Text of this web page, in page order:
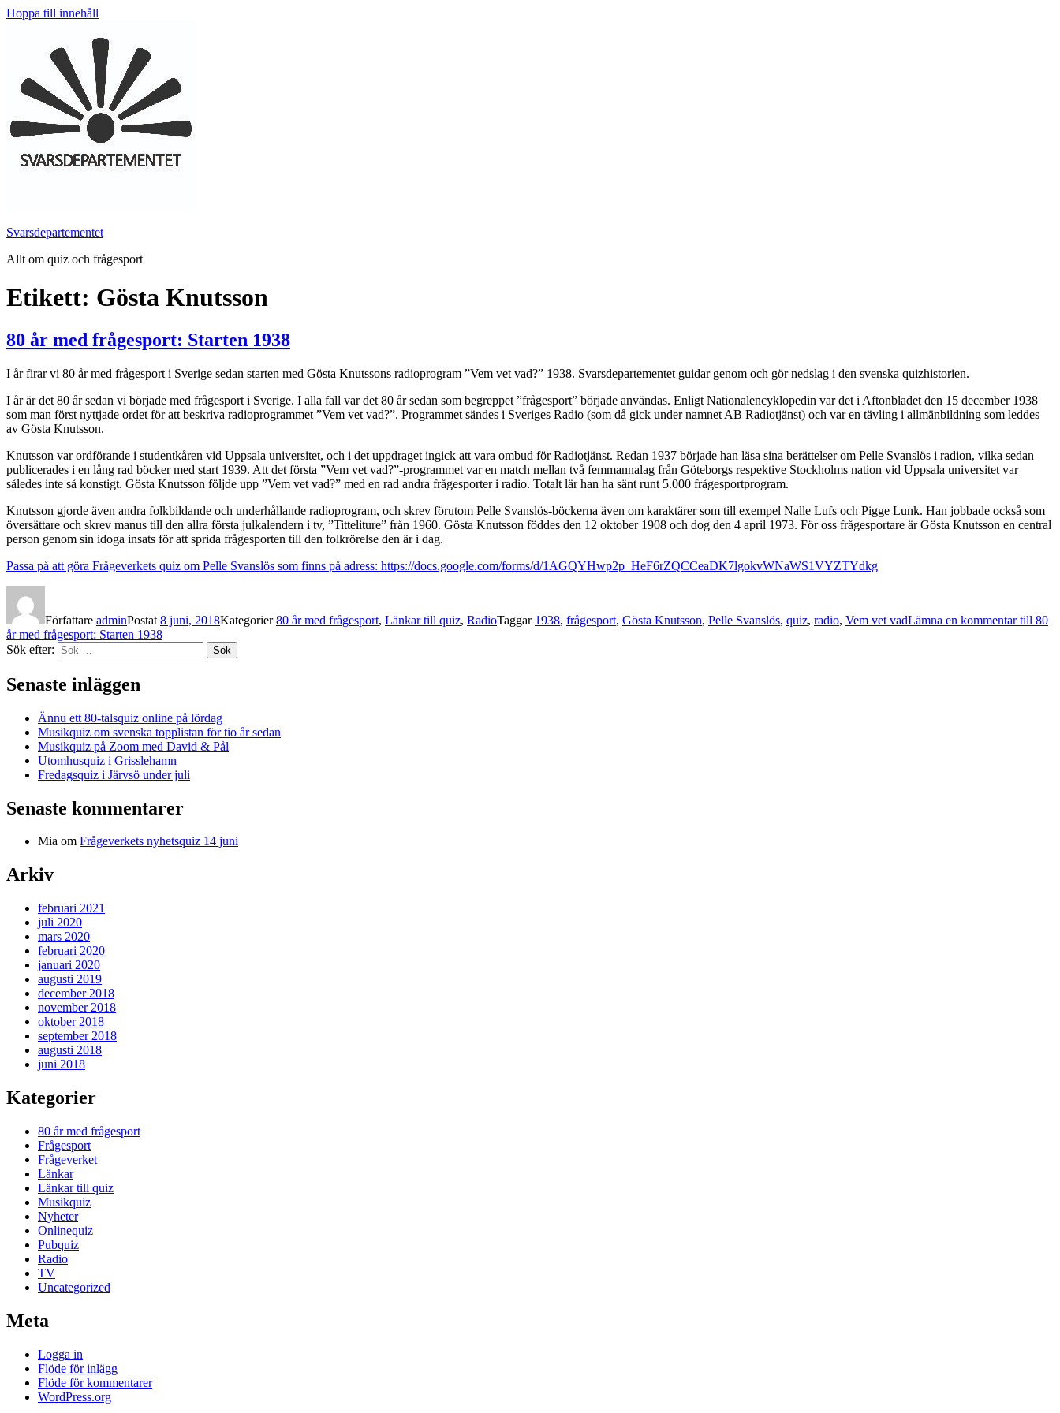
Hoppa till innehåll
Svarsdepartementet
Allt om quiz och frågesport
Etikett: Gösta Knutsson
80 år med frågesport: Starten 1938
I år firar vi 80 år med frågesport i Sverige sedan starten med Gösta Knutssons radioprogram ”Vem vet vad?” 1938. Svarsdepartementet guidar genom och gör nedslag i den svenska quizhistorien.
I år är det 80 år sedan vi började med frågesport i Sverige. I alla fall var det 80 år sedan som begreppet ”frågesport” började användas. Enligt Nationalencyklopedin var det i Aftonbladet den 15 december 1938
som man först nyttjade ordet för att beskriva radioprogrammet ”Vem vet vad?”. Programmet sändes i Sveriges Radio (som då gick under namnet AB Radiotjänst) och var en tävling i allmänbildning som leddes
av Gösta Knutsson.
Knutsson var ordförande i studentkåren vid Uppsala universitet, och i det uppdraget ingick att vara ombud för Radiotjänst. Redan 1937 började han läsa sina berättelser om Pelle Svanslös i radion, vilka sedan
publicerades i en lång rad böcker med start 1939. Att det första ”Vem vet vad?”-programmet var en match mellan två femmannalag från Göteborgs respektive Stockholms nation vid Uppsala universitet var
således inte så konstigt. Gösta Knutsson följde upp ”Vem vet vad?” med en rad andra frågesporter i radio. Totalt lär han ha sänt runt 5.000 frågesportprogram.
Knutsson gjorde även andra folkbildande och underhållande radioprogram, och skrev förutom Pelle Svanslös-böckerna även om karaktärer som till exempel Nalle Lufs och Pigge Lunk. Han jobbade också som
översättare och skrev manus till den allra första julkalendern i tv, ”Titteliture” från 1960. Gösta Knutsson föddes den 12 oktober 1908 och dog den 4 april 1973. För oss frågesportare är Gösta Knutsson en central
person genom sin idoga insats för att sprida frågesporten till den folkrörelse den är i dag.
Passa på att göra Frågeverkets quiz om Pelle Svanslös som finns på adress: https://docs.google.com/forms/d/1AGQYHwp2p_HeF6rZQCCeaDK7lgokvWNaWS1VYZTYdkg
Författare adminPostat 8 juni, 2018Kategorier80 år med frågesport, Länkar till quiz, RadioTaggar 1938, frågesport, Gösta Knutsson, Pelle Svanslös, quiz, radio, Vem vet vadLämna en kommentartill 80
år med frågesport: Starten 1938
Sök efter:
Sök
Senaste inläggen
Ännu ett 80-talsquiz online på lördag
Musikquiz om svenska topplistan för tio år sedan
Musikquiz på Zoom med David & Pål
Utomhusquiz i Grisslehamn
Fredagsquiz i Järvsö under juli
Senaste kommentarer
Mia om Frågeverkets nyhetsquiz 14 juni
Arkiv
februari 2021
juli 2020
mars 2020
februari 2020
januari 2020
augusti 2019
december 2018
november 2018
oktober 2018
september 2018
augusti 2018
juni 2018
Kategorier
80 år med frågesport
Frågesport
Frågeverket
Länkar
Länkar till quiz
Musikquiz
Nyheter
Onlinequiz
Pubquiz
Radio
TV
Uncategorized
Meta
Logga in
Flöde för inlägg
Flöde för kommentarer
WordPress.org